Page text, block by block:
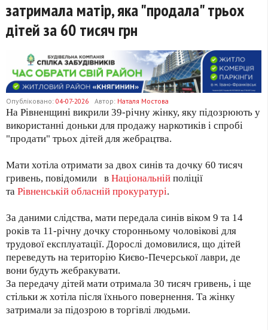
затримала матір, яка "продала" трьох
дітей за 60 тисяч грн
Опубліковано: 04-07-2026 Автор: Наталя Мостова
На Рівненщині викрили 39-річну жінку, яку підозрюють у
використанні доньки для продажу наркотиків і спробі
"продати" трьох дітей для жебрацтва.
Мати хотіла отримати за двох синів та дочку 60 тисяч
гривень, повідомили в Національній поліції
та Рівненській обласній прокуратурі.
За даними слідства, мати передала синів віком 9 та 14
років та 11-річну дочку сторонньому чоловікові для
трудової експлуатації. Дорослі домовилися, що дітей
переведуть на територію Києво-Печерської лаври, де
вони будуть жебракувати.
За передачу дітей мати отримала 30 тисяч гривень, і ще
стільки ж хотіла після їхнього повернення. Та жінку
затримали за підозрою в торгівлі людьми.